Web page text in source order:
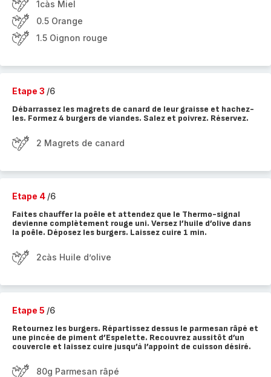
1càs Miel
0.5 Orange
1.5 Oignon rouge
Etape 3 /6
Débarrassez les magrets de canard de leur graisse et hachez-
les. Formez 4 burgers de viandes. Salez et poivrez. Réservez.
2 Magrets de canard
Etape 4 /6
Faites chauffer la poêle et attendez que le Thermo-signal
devienne complètement rouge uni. Versez l’huile d’olive dans
la poêle. Déposez les burgers. Laissez cuire 1 min.
2càs Huile d’olive
Etape 5 /6
Retournez les burgers. Répartissez dessus le parmesan râpé et
une pincée de piment d’Espelette. Recouvrez aussitôt d’un
couvercle et laissez cuire jusqu’à l’appoint de cuisson désiré.
80g Parmesan râpé